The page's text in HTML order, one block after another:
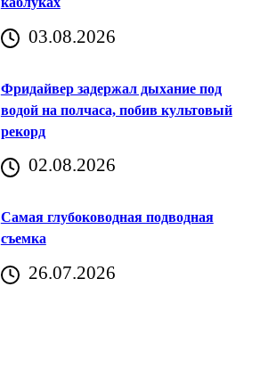
03.08.2026
Фридайвер задержал дыхание под
водой на полчаса, побив культовый
рекорд
02.08.2026
Самая глубоководная подводная
съемка
26.07.2026